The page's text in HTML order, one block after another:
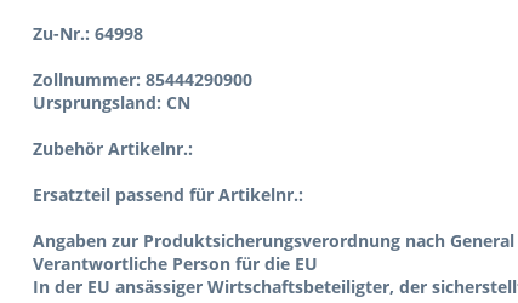
Zu-Nr.: 64998
Zollnummer: 85444290900
Ursprungsland: CN
Zubehör Artikelnr.:
Ersatzteil passend für Artikelnr.:
Angaben zur Produktsicherungsverordnung nach General
Verantwortliche Person für die EU
In der EU ansässiger Wirtschaftsbeteiligter, der